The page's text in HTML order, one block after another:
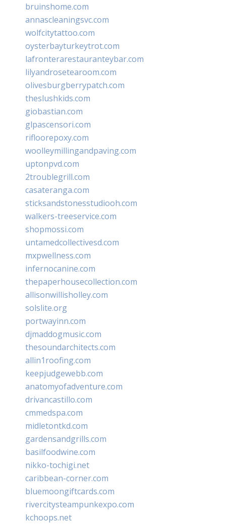
bruinshome.com
annascleaningsvc.com
wolfcitytattoo.com
oysterbayturkeytrot.com
lafronterarestauranteybar.com
lilyandrosetearoom.com
olivesburgberrypatch.com
theslushkids.com
giobastian.com
glpascensori.com
rifloorepoxy.com
woolleymillingandpaving.com
uptonpvd.com
2troublegrill.com
casateranga.com
sticksandstonesstudiooh.com
walkers-treeservice.com
shopmossi.com
untamedcollectivesd.com
mxpwellness.com
infernocanine.com
thepaperhousecollection.com
allisonwillisholley.com
solslite.org
portwayinn.com
djmaddogmusic.com
thesoundarchitects.com
allin1roofing.com
keepjudgewebb.com
anatomyofadventure.com
drivancastillo.com
cmmedspa.com
midletontkd.com
gardensandgrills.com
basilfoodwine.com
nikko-tochigi.net
caribbean-corner.com
bluemoongiftcards.com
rivercitysteampunkexpo.com
kchoops.net